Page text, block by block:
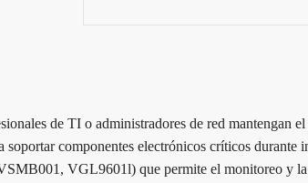
de TI o administradores de red
componentes electrónicos críticos
VGL9601l) que permite el monitoreo y